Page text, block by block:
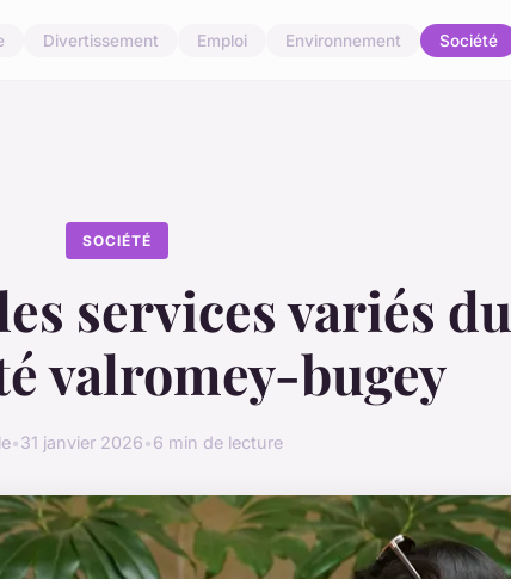
Divertissement Emploi Environnement Société
SOCIÉTÉ
services variés du
valromey-bugey
•31 janvier 2026•6 min de lecture